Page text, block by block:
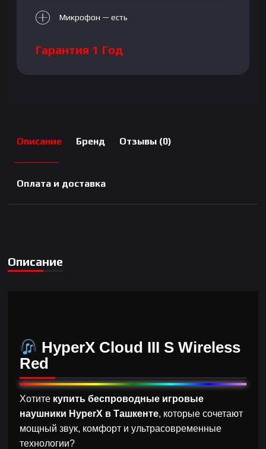
Микрофон — есть
Гарантия 1 Год
Описание Бренд Отзывы (0)
Оплата и доставка
Описание
HyperX Cloud III S Wireless
Red
Хотите купить беспроводные игровые
наушники HyperX в Ташкенте, которые сочетают
мощный звук, комфорт и ультрасовременные
технологии?